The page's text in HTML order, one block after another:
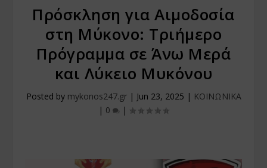
Πρόσκληση για Αιμοδοσία
στη Μύκονο: Τριήμερο
Πρόγραμμα σε Άνω Μερά
και Λύκειο Μυκόνου
Posted by mykonos247.gr| Jun 23, 2025 | ΚΟΙΝΩΝΙΚΑ
| 0 |